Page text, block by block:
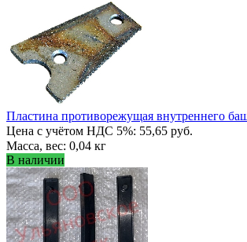
Пластина противорежущая внутреннего
Цена с учётом НДС 5%: 55,65 руб.
Масса, вес: 0,04 кг
В наличии